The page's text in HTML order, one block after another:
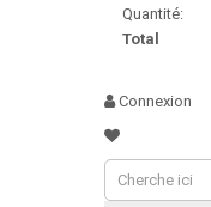
Quantité:
Total
Connexion